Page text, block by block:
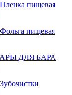
Пленка пищевая
Фольга пищевая
ДЛЯ БАРА
Зубочистки